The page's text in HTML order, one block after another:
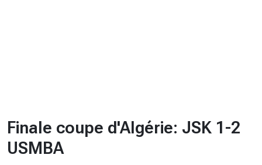
Fil d'actualités La var
Finale coupe d'Algérie: JSK 1-2
USMBA